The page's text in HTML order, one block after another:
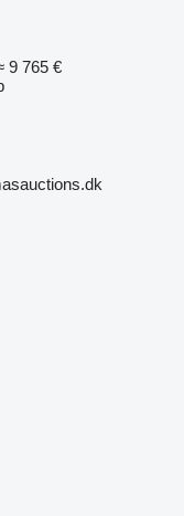
9 765 €